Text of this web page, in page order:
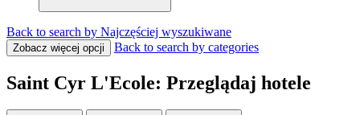
Back to search by Najczęściej wyszukiwane
Zobacz więcej opcji Back to search by categories
Saint Cyr L'Ecole: Przeglądaj hotele